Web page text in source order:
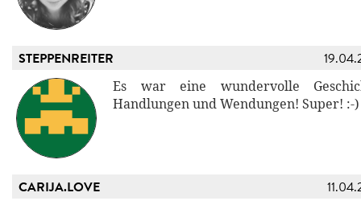
STEPPENREITER
Es war eine wundervolle
Handlungen und Wendungen! Super! :-)
CARIJA.LOVE